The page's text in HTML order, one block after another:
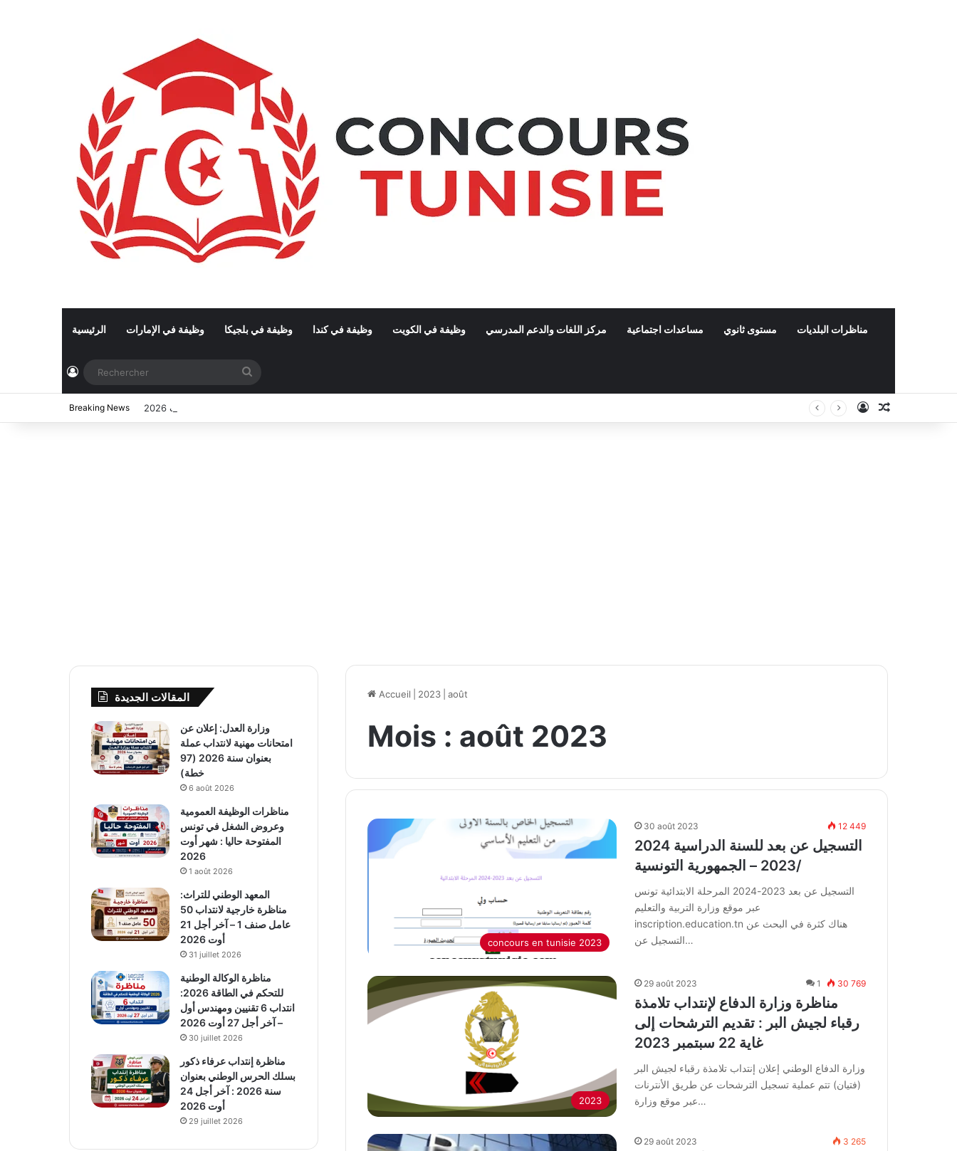
الرئيسية وظيفة في الإمارات وظيفة في بلجيكا وظيفة في كندا وظيفة في الكويت مركز اللغات والدعم المدرسي مساعدات اجتماعية مستوى ثانوي مناظرات البلديات
Connexion
Breaking News Connexion
Accueil 2023 août
Mois : août 2023
concours en tunisie 2023
30 août 2023 12 449
التسجيل عن بعد للسنة الدراسية 2024
/2023 – الجمهورية التونسية
التسجيل عن بعد 2023-2024 المرحلة الابتدائية تونس
عبر موقع وزارة التربية والتعليم
inscription.education.tn هناك كثرة في البحث عن
التسجيل عن…
2023
29 août 2023 1 30 769
مناظرة وزارة الدفاع لإنتداب تلامذة
رقباء لجيش البر : تقديم الترشحات إلى
غاية 22 سبتمبر 2023
وزارة الدفاع الوطني إعلان إنتداب تلامذة رقباء لجيش البر
(فتيان) تتم عملية تسجيل الترشحات عن طريق الأنترنات
عبر موقع وزارة…
29 août 2023 3 265
المقالات الجديدة
وزارة العدل: إعلان عن
امتحانات مهنية لانتداب عملة
بعنوان سنة 2026 (97
خطة)
6 août 2026
مناظرات الوظيفة العمومية
وعروض الشغل في تونس
المفتوحة حاليا : شهر أوت
2026
1 août 2026
المعهد الوطني للتراث:
مناظرة خارجية لانتداب 50
عامل صنف 1 – آخر أجل 21
أوت 2026
31 juillet 2026
مناظرة الوكالة الوطنية
للتحكم في الطاقة 2026:
انتداب 6 تقنيين ومهندس أول
– آخر أجل 27 أوت 2026
30 juillet 2026
مناظرة إنتداب عرفاء ذكور
بسلك الحرس الوطني بعنوان
سنة 2026 : آخر أجل 24
أوت 2026
29 juillet 2026